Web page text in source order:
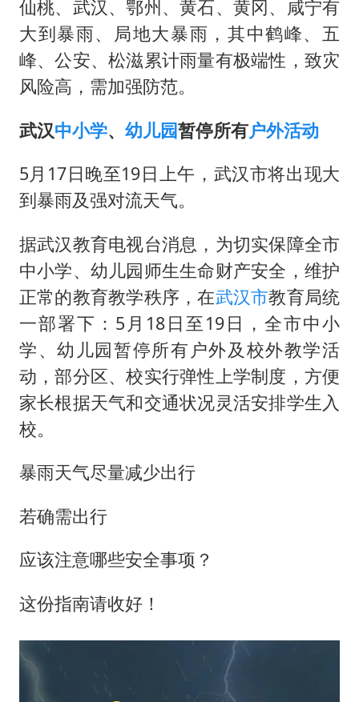
仙桃、武汉、鄂州、黄石、黄冈、咸宁有
大到暴雨、局地大暴雨，其中鹤峰、五
峰、公安、松滋累计雨量有极端性，致灾
风险高，需加强防范。
武汉中小学、 幼儿园暂停所有户外活动
5月17日晚至19日上午，武汉市将出现大
到暴雨及强对流天气。
据武汉教育电视台消息，为切实保障全市
中小学、幼儿园师生生命财产安全，维护
正常的教育教学秩序，在武汉市教育局统
一部署下：5月18日至19日，全市中小
学、幼儿园暂停所有户外及校外教学活
动，部分区、校实行弹性上学制度，方便
家长根据天气和交通状况灵活安排学生入
校。
暴雨天气尽量减少出行
若确需出行
应该注意哪些安全事项？
这份指南请收好！